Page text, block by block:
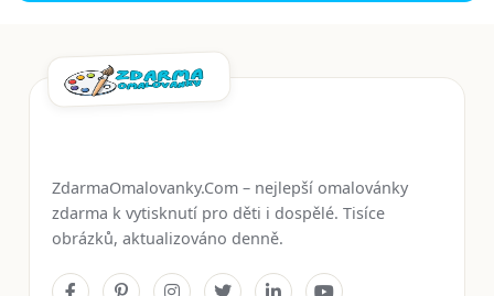
ZdarmaOmalovanky.Com – nejlepší omalovánky
zdarma k vytisknutí pro děti i dospělé. Tisíce
obrázků, aktualizováno denně.